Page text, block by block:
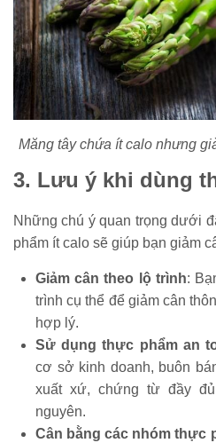
Măng tây chứa ít calo nhưng
3. Lưu ý khi dùng
Những chú ý quan trọng dưới
phẩm ít calo sẽ giúp bạn giảm
Giảm cân theo lộ trình:
trình cụ thể để giảm cân
hợp lý.
Sử dụng thực phẩm an
cơ sở kinh doanh, buôn
xuất xứ, chứng từ đầy
nguyên.
Cân bằng các nhóm thực